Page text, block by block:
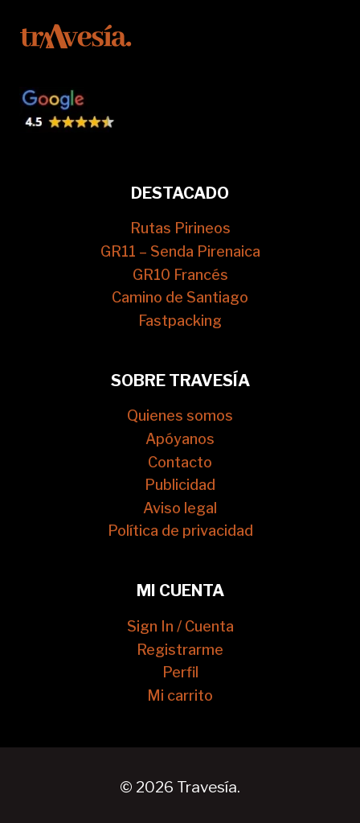
DESTACADO
Rutas Pirineos
GR11 – Senda Pirenaica
GR10 Francés
Camino de Santiago
Fastpacking
SOBRE TRAVESÍA
Quienes somos
Apóyanos
Contacto
Publicidad
Aviso legal
Política de privacidad
MI CUENTA
Sign In / Cuenta
Registrarme
Perfil
Mi carrito
© 2026 Travesía.